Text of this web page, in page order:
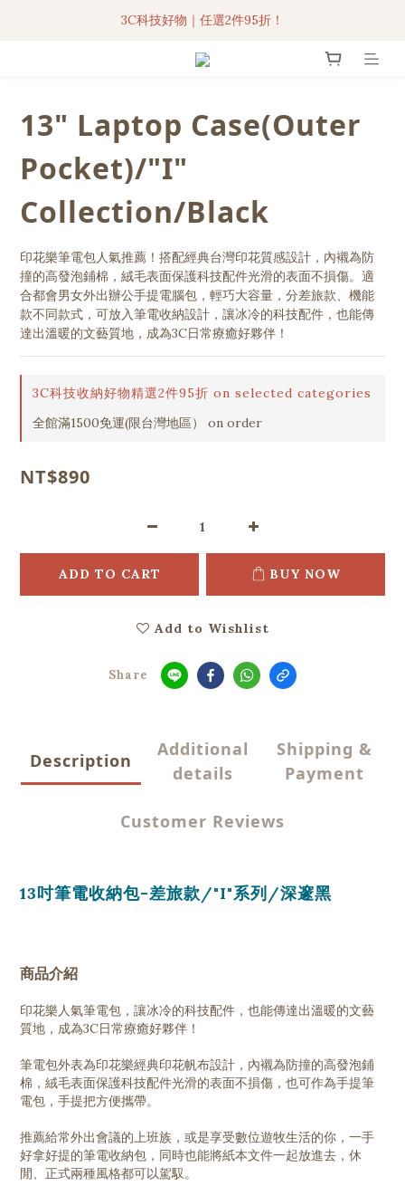
3C科技好物｜任選2件95折！
聯名iPhone手機殼現貨4折起🔥
超人氣聯名自動傘任2件9折！
13" Laptop Case(Outer
Pocket)/"I"
Collection/Black
印花樂筆電包人氣推薦！搭配經典台灣印花質感設計，內襯為防
撞的高發泡鋪棉，絨毛表面保護科技配件光滑的表面不損傷。適
合都會男女外出辦公手提電腦包，輕巧大容量，分差旅款、機能
款不同款式，可放入筆電收納設計，讓冰冷的科技配件，也能傳
達出溫暖的文藝質地，成為3C日常療癒好夥伴！
3C科技收納好物精選2件95折 on selected categories
全館滿1500免運(限台灣地區） on order
NT$890
ADD TO CART BUY NOW
Add to Wishlist
Share
Description
Additional
details
Shipping &
Payment
Customer Reviews
13吋筆電收納包-差旅款/"I"系列/深邃黑
商品介紹
印花樂人氣筆電包，讓冰冷的科技配件，也能傳達出溫暖的文藝
質地，成為3C日常療癒好夥伴！
筆電包外表為印花樂經典印花帆布設計，內襯為防撞的高發泡鋪
棉，絨毛表面保護科技配件光滑的表面不損傷，也可作為手提筆
電包，手提把方便攜帶。
推薦給常外出會議的上班族，或是享受數位遊牧生活的你，一手
好拿好提的筆電收納包，同時也能將紙本文件一起放進去，休
閒、正式兩種風格都可以駕馭。